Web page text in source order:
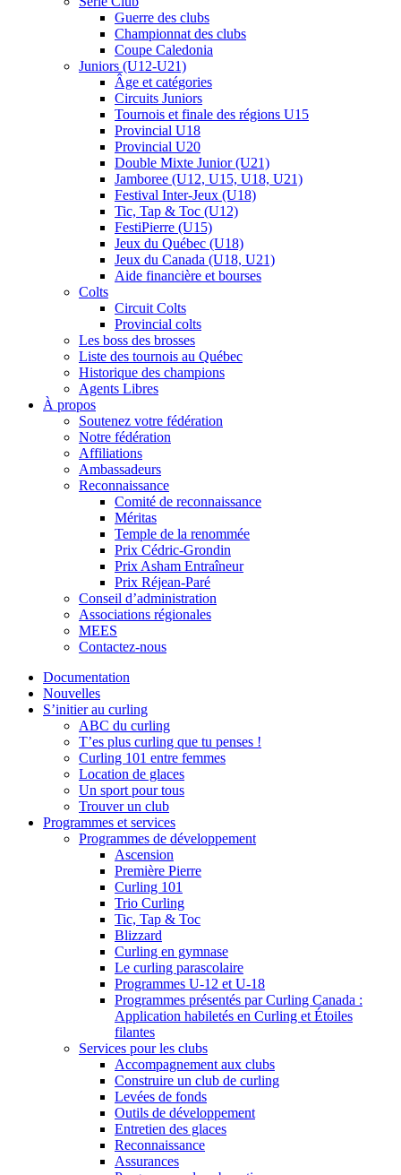
Guerre des clubs
Championnat des clubs
Coupe Caledonia
Juniors (U12-U21)
Âge et catégories
Circuits Juniors
Tournois et finale des régions U15
Provincial U18
Provincial U20
Double Mixte Junior (U21)
Jamboree (U12, U15, U18, U21)
Festival Inter-Jeux (U18)
Tic, Tap & Toc (U12)
FestiPierre (U15)
Jeux du Québec (U18)
Jeux du Canada (U18, U21)
Aide financière et bourses
Colts
Circuit Colts
Provincial colts
Les boss des brosses
Liste des tournois au Québec
Historique des champions
Agents Libres
À propos
Soutenez votre fédération
Notre fédération
Affiliations
Ambassadeurs
Reconnaissance
Comité de reconnaissance
Méritas
Temple de la renommée
Prix Cédric-Grondin
Prix Asham Entraîneur
Prix Réjean-Paré
Conseil d’administration
Associations régionales
MEES
Contactez-nous
Documentation
Nouvelles
S’initier au curling
ABC du curling
T’es plus curling que tu penses !
Curling 101 entre femmes
Location de glaces
Un sport pour tous
Trouver un club
Programmes et services
Programmes de développement
Ascension
Première Pierre
Curling 101
Trio Curling
Tic, Tap & Toc
Blizzard
Curling en gymnase
Le curling parascolaire
Programmes U-12 et U-18
Programmes présentés par Curling Canada :
Application habiletés en Curling et Étoiles
filantes
Services pour les clubs
Accompagnement aux clubs
Construire un club de curling
Levées de fonds
Outils de développement
Entretien des glaces
Reconnaissance
Assurances